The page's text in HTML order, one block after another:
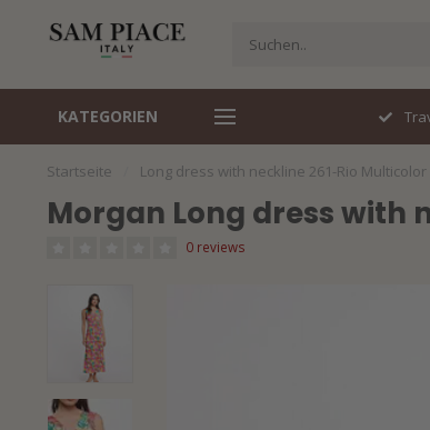
KATEGORIEN
Travelstof specialist
Startseite Long dress with neckline 261-Rio Multicolor
Morgan Long dress with
0 reviews